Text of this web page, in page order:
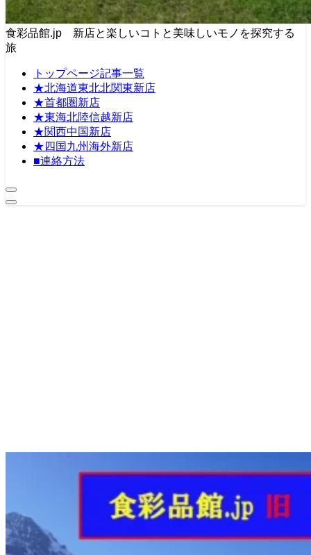
食彩品館.jp 新店と楽しいコトと美味しいモノを探究する
旅
トップページ記事一覧
★北海道東北北関東新店
★首都圏新店
★東海北陸信越新店
★関西中国新店
★四国九州海外新店
■連絡方法